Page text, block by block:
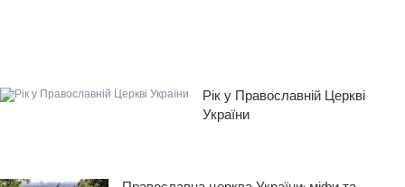
Рік у Православній Церкві
України